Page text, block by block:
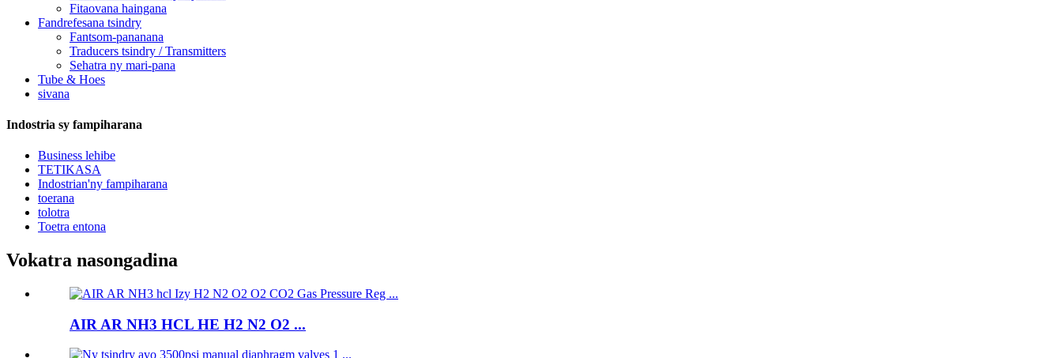
Fitaovana haingana
Fandrefesana tsindry
Fantsom-pananana
Traducers tsindry / Transmitters
Sehatra ny mari-pana
Tube & Hoes
sivana
Indostria sy fampiharana
Business lehibe
TETIKASA
Indostrian'ny fampiharana
toerana
tolotra
Toetra entona
Vokatra nasongadina
AIR AR NH3 HCL HE H2 N2 O2 ...